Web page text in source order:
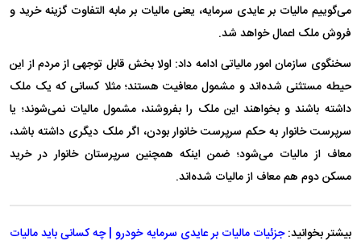
می‌گوییم مالیات بر عایدی سرمایه، یعنی مالیات بر مابه التفاوت گزینه خرید و
فروش ملک اعمال خواهد شد.
سخنگوی سازمان امور مالیاتی ادامه داد: اولا بخش قابل توجهی از مردم از این
حیطه مستثنی شده‌اند و مشمول معافیت هستند؛ مثلا کسانی که یک ملک
داشته باشند و بخواهند این ملک را بفروشند، مشمول مالیات نمی‌شوند؛ یا
سرپرست خانوار به حکم سرپرست خانوار بودن، اگر ملک دیگری داشته باشد،
معاف از مالیات می‌شود؛ ضمن اینکه همچنین سرپرستان خانوار در خرید
مسکن دوم هم معاف از مالیات شده‌اند.
بیشتر بخوانید:جزئیات مالیات بر عایدی سرمایه خودرو | چه کسانی باید مالیات